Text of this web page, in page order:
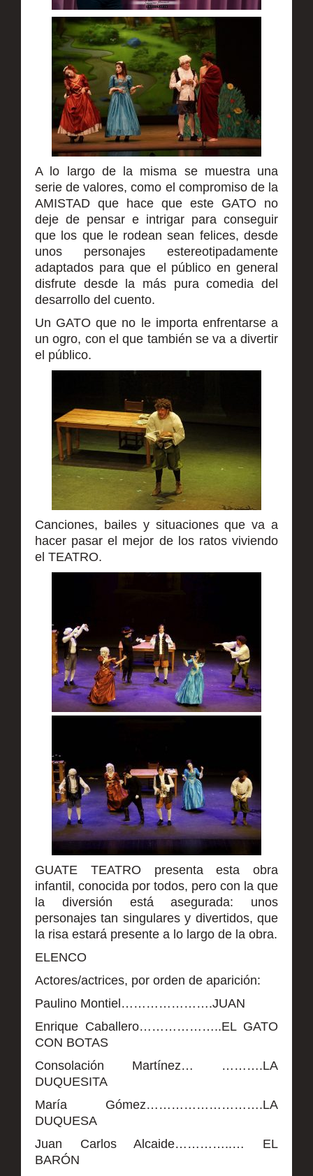
A lo largo de la misma se muestra una
serie de valores, como el compromiso de la
AMISTAD que hace que este GATO no
deje de pensar e intrigar para conseguir
que los que le rodean sean felices, desde
unos personajes estereotipadamente
adaptados para que el público en general
disfrute desde la más pura comedia del
desarrollo del cuento.
Un GATO que no le importa enfrentarse a
un ogro, con el que también se va a divertir
el público.
Canciones, bailes y situaciones que va a
hacer pasar el mejor de los ratos viviendo
el TEATRO.
GUATE TEATRO presenta esta obra
infantil, conocida por todos, pero con la que
la diversión está asegurada: unos
personajes tan singulares y divertidos, que
la risa estará presente a lo largo de la obra.
ELENCO
Actores/actrices, por orden de aparición:
Paulino Montiel………………….JUAN
Enrique Caballero………………..EL GATO
CON BOTAS
Consolación Martínez… ……….LA
DUQUESITA
María Gómez……………………….LA
DUQUESA
Juan Carlos Alcaide…………..… EL
BARÓN